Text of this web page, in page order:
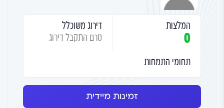
המלצות
0
דירוג משוכלל
טרם התקבל דירוג
תחומי התמחות
זמינות מיידית